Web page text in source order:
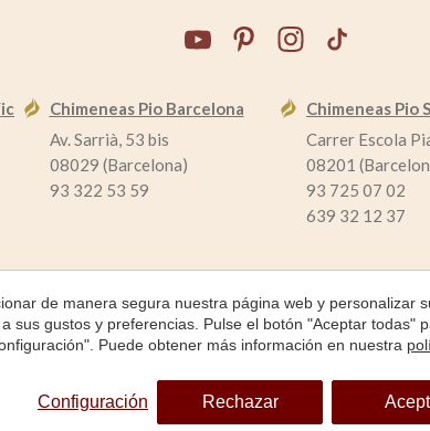
Chimeneas Pio Barcelona
Av. Sarrià, 53 bis
08029 (Barcelona)
93 322 53 59
Chimeneas Pio
Carrer Escola
08201
93 725 07 02
639 32 12 37
de manera segura nuestra página web y
sus gustos y preferencias. Pulse el botón "Aceptar
Puede obtener más información en nuestra
Configuración Rechazar